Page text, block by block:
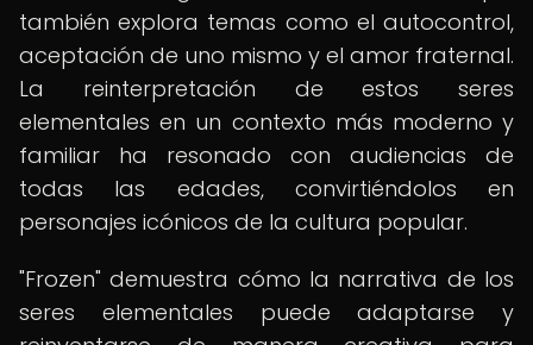
también explora temas como el autocontrol,
aceptación de uno mismo y el amor fraternal.
La reinterpretación de estos seres
elementales en un contexto más moderno y
familiar ha resonado con audiencias de
todas las edades, convirtiéndolos en
personajes icónicos de la cultura popular.
"Frozen" demuestra cómo la narrativa de los
seres elementales puede adaptarse y